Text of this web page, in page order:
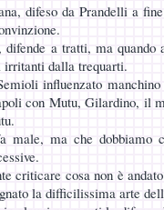
difeso da Prandelli a
difende a tratti, ma
irritanti dalla trequarti.
influenzato
con Mutu, Gilardino, il
male, ma che dobbiamo
criticare cosa non è
la difficilissima arte